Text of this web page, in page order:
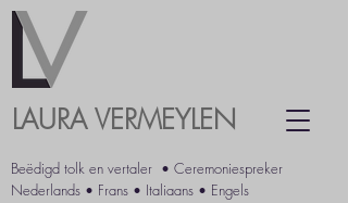
LAURA VERMEYLEN
Beëdigd tolk en vertaler • Ceremoniespreker
Nederlands • Frans • Italiaans • Engels